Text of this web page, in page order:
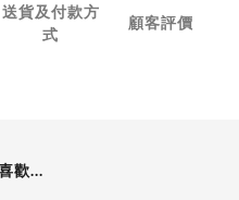
送貨及付款方
式
顧客評價
歡...